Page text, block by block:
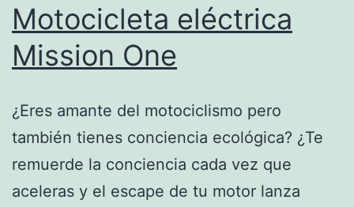
Motocicleta eléctrica
Mission One
¿Eres amante del motociclismo pero
también tienes conciencia ecológica? ¿Te
remuerde la conciencia cada vez que
aceleras y el escape de tu motor lanza